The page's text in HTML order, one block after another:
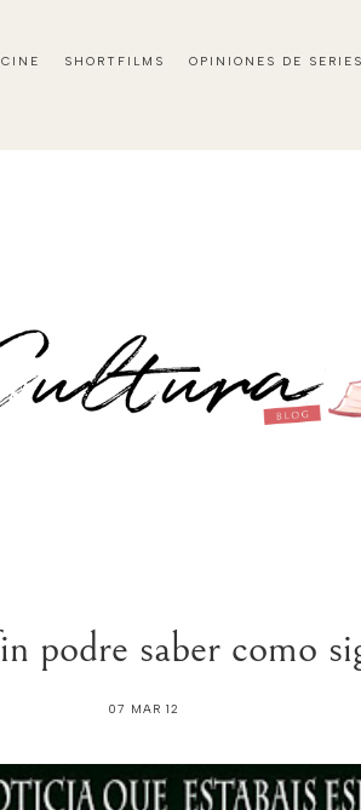
SHORTFILMS OPINIONES DE SERIES
podre saber como
07 MAR 12